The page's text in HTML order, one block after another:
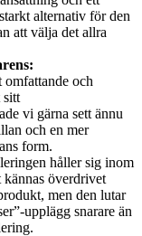
alternativ för den
att välja det allra
och
sitt
vi gärna sett ännu
och en mer
form.
håller sig inom
överdrivet
men den lutar
upplägg snarare än